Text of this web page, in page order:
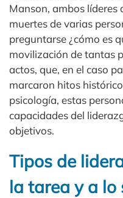
Manson, ambos líderes
muertes de varias
preguntarse ¿cómo es
movilización de tantas
actos, que, en el caso
marcaron hitos
psicología, estas
capacidades del
objetivos.
Tipos de
la tarea y a lo